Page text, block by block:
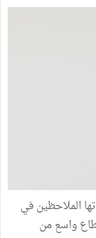
الملاحظين في
واسع من